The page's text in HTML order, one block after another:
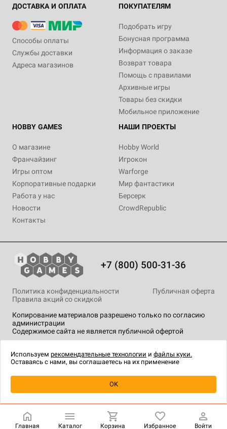
Купить| 6 990 ₽
ДОСТАВКА И ОПЛАТА
Способы оплаты
Службы доставки
Адреса магазинов
ПОКУПАТЕЛЯМ
Подобрать игру
Бонусная программа
Информация о заказе
Возврат товара
Помощь с правилами
Архивные игры
Товары без скидки
Мобильное приложение
HOBBY GAMES
О магазине
Франчайзинг
Игры оптом
Корпоративные подарки
Работа у нас
Новости
Контакты
НАШИ ПРОЕКТЫ
Hobby World
Игрокон
Warforge
Мир фантастики
Берсерк
CrowdRepublic
+7 (800) 500-31-36
Копирование материалов разрешено только по согласию
администрации
Содержимое сайта не является публичной офертой
Политика конфиденциальности
Публичная оферта
Правила акций со скидкой
технологии.
Главная Каталог Корзина Избранное Войти
Используем рекомендательные технологии и файлы куки.
Оставаясь с нами, вы соглашаетесь на их применение
OK